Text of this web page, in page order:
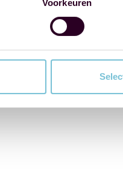
of intrekken in de
Ook delen we informatie
Deze partners kunnen
Voorkeuren